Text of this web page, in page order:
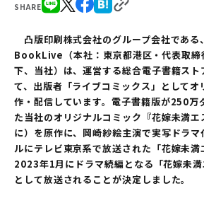
SHARE
凸版印刷株式会社のグループ会社である
BookLive（本社：東京都港区・代表取締
下、当社）は、運営する総合電子書籍スト
て、出版者「ライブコミックス」としてオ
作・配信しています。電子書籍版が250万
た当社のオリジナルコミック『花嫁未満エ
に）を原作に、岡崎紗絵主演で実写ドラ
ルにテレビ東京系で放送された「花嫁未満
2023年1月にドラマ続編となる「花嫁未満
として放送されることが決定しました。